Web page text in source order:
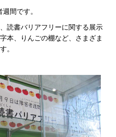
間です。
読書バリアフリーに関する展示
本、りんごの棚など、さまざま
。